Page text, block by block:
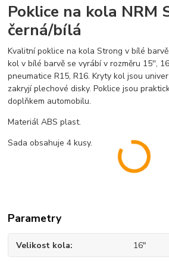
Poklice na kola NRM
černá/bílá
Kvalitní poklice na kola Strong v bílé
kol v bílé barvě se vyrábí v rozměru 15'',
pneumatice R15, R16. Kryty kol jsou
zakryjí plechové disky. Poklice jsou
doplňkem automobilu.
Materiál ABS plast.
Sada obsahuje 4 kusy.
Parametry
Velikost kola 16"